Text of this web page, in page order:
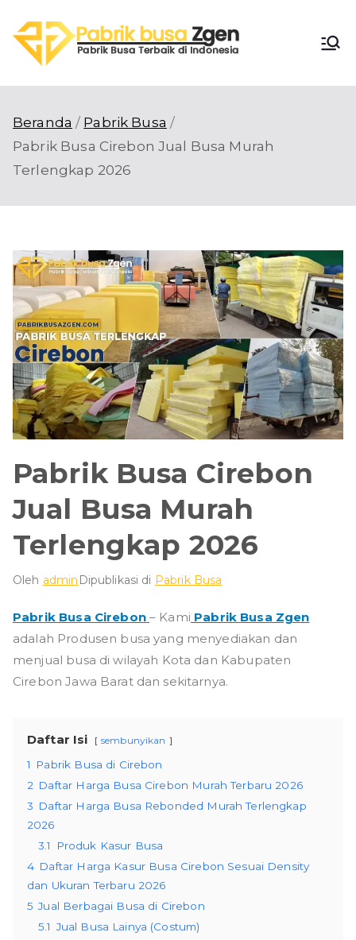
ke
konten
Pabri
Busa
Beranda
Pabrik Busa
Pabrik Busa Cirebon Jual Busa Murah
Terlengkap 2026
Pabrik Busa Cirebon
Jual Busa Murah
Terlengkap 2026
Oleh admin Dipublikasi di Pabrik Busa
Pabrik Busa Cirebon – Kami Pabrik Busa Zgen
adalah Produsen busa yang menyediakan dan
menjual busa di wilayah Kota dan Kabupaten
Cirebon Jawa Barat dan sekitarnya.
Daftar Isi sembunyikan
1
Pabrik Busa di Cirebon
2 Daftar Harga Busa Cirebon Murah Terbaru 2026
3 Daftar Harga Busa Rebonded Murah Terlengkap
2026
3.1
Produk Kasur Busa
4 Daftar Harga Kasur Busa Cirebon Sesuai Density
dan Ukuran Terbaru 2026
5 Jual Berbagai Busa di Cirebon
5.1 Jual Busa Lainya (Costum)